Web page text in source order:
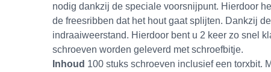
nodig dankzij de speciale voorsnijpunt. Hierdoor
de freesribben dat het hout gaat splijten. Dankzij
indraaiweerstand. Hierdoor bent u 2 keer zo snel
schroeven worden geleverd met schroefbitje.
Inhoud 100 stuks schroeven inclusief een torxbit.